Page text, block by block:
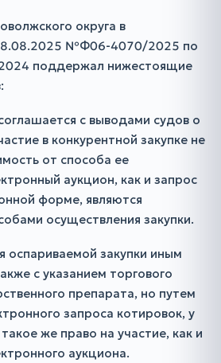
округа в
№Ф06-4070/2025 по
поддержал нижестоящие
с выводами судов о
в конкурентной закупке не
от способа ее
аукцион, как и запрос
форме, являются
осуществления закупки.
оспариваемой закупки иным
с указанием торгового
препарата, но путем
запроса котировок, у
же право на участие, как и
аукциона.